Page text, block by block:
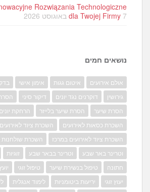
Rozwiązania Technologiczne
dla Twojej Firmy 7 באוגוסט 2026
נושאים חמים
אולם אירועים איטום גגות אימון אישי
גירושין
דוקרנים נגד יונים דיקור סיני
הסרת שיער
הסרת שיער בלייזר
הרחקת יונים
השכרת כסאות לאירועים
השכרת ציוד לאירועים
השכרת ציוד לאירועים במרכז
השכרת שולחנות
וטרינר באר שבע
וטרינר בבאר שבע זוגיות
חתונה
טיפול בנשירת שיער טיפול זוגי
יעוץ זוגי
יריעות ביטומניות לימוד אנגלית